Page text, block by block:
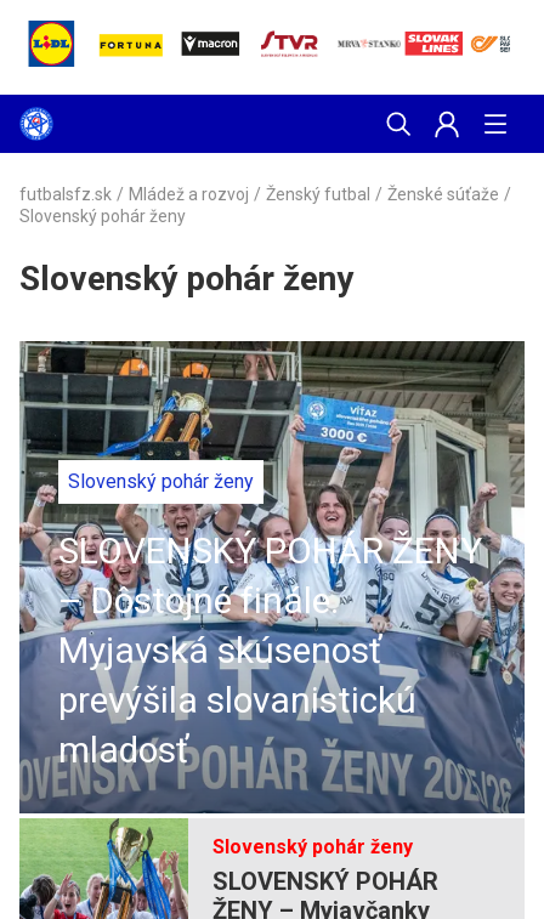
futbalsfz.sk / Mládež a rozvoj / Ženský futbal / Ženské súťaže /
Slovenský pohár ženy
Slovenský pohár ženy
Slovenský pohár ženy
SLOVENSKÝ POHÁR ŽENY
– Dôstojné finále.
Myjavská skúsenosť
prevýšila slovanistickú
mladosť
Slovenský pohár ženy
SLOVENSKÝ POHÁR
ŽENY – Myjavčanky